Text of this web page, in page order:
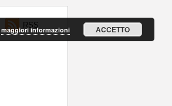
RSS
maggiori informazioni ACCETTO